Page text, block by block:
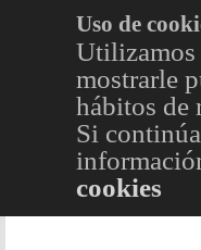
Uso de
Utilizamos
mostrarle
hábitos de
Si
cookies